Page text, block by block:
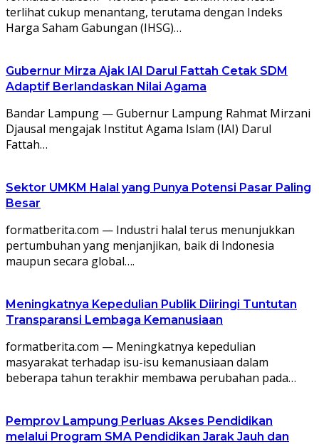
terlihat cukup menantang, terutama dengan Indeks
Harga Saham Gabungan (IHSG)…
Gubernur Mirza Ajak IAI Darul Fattah Cetak SDM
Adaptif Berlandaskan Nilai Agama
Bandar Lampung — Gubernur Lampung Rahmat Mirzani
Djausal mengajak Institut Agama Islam (IAI) Darul
Fattah…
Sektor UMKM Halal yang Punya Potensi Pasar Paling
Besar
formatberita.com — Industri halal terus menunjukkan
pertumbuhan yang menjanjikan, baik di Indonesia
maupun secara global….
Meningkatnya Kepedulian Publik Diiringi Tuntutan
Transparansi Lembaga Kemanusiaan
formatberita.com — Meningkatnya kepedulian
masyarakat terhadap isu-isu kemanusiaan dalam
beberapa tahun terakhir membawa perubahan pada…
Pemprov Lampung Perluas Akses Pendidikan
melalui Program SMA Pendidikan Jarak Jauh dan